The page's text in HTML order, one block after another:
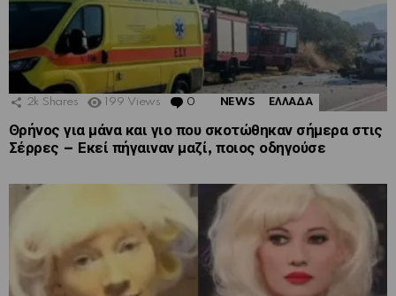
2k Shares 199 Views 0 Comments
NEWS ΕΛΛΑΔΑ
Θρήνος για μάνα και γιο που σκοτώθηκαν σήμερα στις
Σέρρες – Εκεί πήγαιναν μαζί, ποιος οδηγούσε